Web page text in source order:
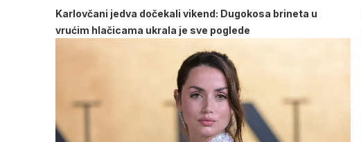
Karlovčani jedva dočekali vikend: Dugokosa brineta u
vrućim hlačicama ukrala je sve poglede